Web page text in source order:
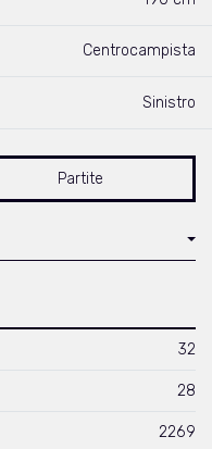
Centrocampista
Sinistro
Partite
32
28
2269